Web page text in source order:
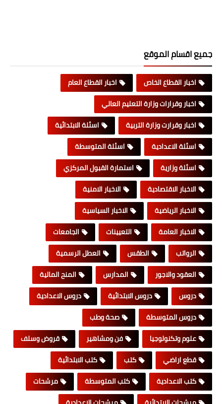
جميع اقسام الموقع
اخبار القطاع الخاص
اخبار القطاع العام
اخبار وقرارات وزارة التعليم العالي
اخبار وقرارت وزارة التربية
اسئلة الابتدائية
اسئلة الاعدادية
اسئلة المتوسطة
اسئلة وزارية
استمارة القبول المركزي
الاخبار الاقتصادية
الاخبار الامنية
الاخبار الرياضية
الاخبار السياسية
الاخبار العامة
التعيينات
الجامعات
الرواتب
الطقس
العطل الرسمية
العقود والاجور
المدارس
المنح المالية
دروس
دروس الابتدائية
دروس الاعدادية
دروس المتوسطة
صحة وطب
علوم وتكنولوجيا
فن ومشاهير
قروض وسلف
قطع اراضي
كتب
كتب الابتدائية
كتب الاعدادية
كتب المتوسطة
مرشحات